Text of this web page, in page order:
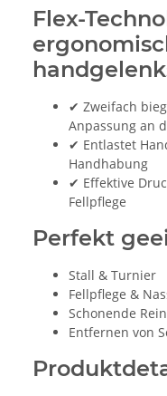
Flex-
✔ Zweifach
Anpassung an
✔ Entlastet
Handhabung
✔ Effektive
Fellpflege
Perfekt
Stall & Turnier
Fellpflege &
Schonende
Entfernen von